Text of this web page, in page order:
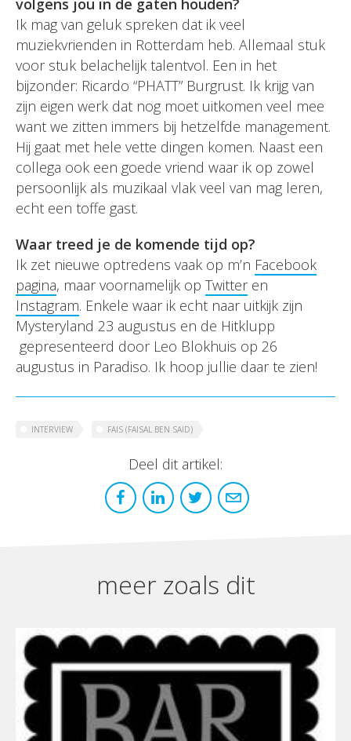
volgens jou in de gaten houden?
Ik mag van geluk spreken dat ik veel
muziekvrienden in Rotterdam heb. Allemaal stuk
voor stuk belachelijk talentvol. Een in het
bijzonder: Ricardo “PHATT” Burgrust. Ik krijg van
zijn eigen werk dat nog moet uitkomen veel mee
want we zitten immers bij hetzelfde management.
Hij gaat met hele vette dingen komen. Naast een
collega ook een goede vriend waar ik op zowel
persoonlijk als muzikaal vlak veel van mag leren,
echt een toffe gast.
Waar treed je de komende tijd op?
Ik zet nieuwe optredens vaak op m’n Facebook
pagina, maar voornamelijk op Twitteren
Instagram. Enkele waar ik echt naar uitkijk zijn
Mysteryland 23 augustus en de Hitklupp
gepresenteerd door Leo Blokhuis op 26
augustus in Paradiso. Ik hoop jullie daar te zien!
INTERVIEW FAIS (FAISAL BEN SAID)
Deel dit artikel:
meer zoals dit